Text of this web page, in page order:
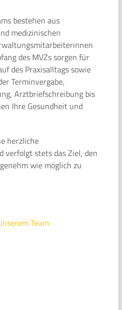
bestehen aus
medizinischen
des MVZs sorgen für
des Praxisalltags sowie
Terminvergabe,
Arztbriefschreibung bis
Ihre Gesundheit und
herzliche
verfolgt stets das Ziel, den
wie möglich zu
Team